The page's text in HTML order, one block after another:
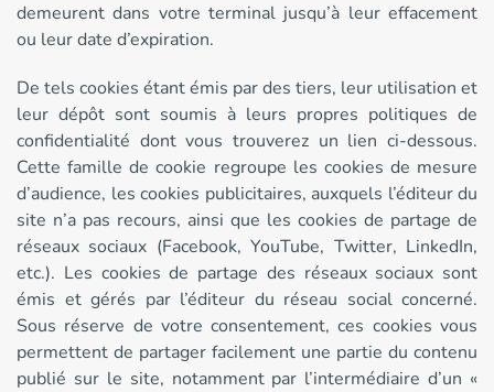
demeurent dans votre terminal jusqu’à leur effacement
ou leur date d’expiration.
De tels cookies étant émis par des tiers, leur utilisation et
leur dépôt sont soumis à leurs propres politiques de
confidentialité dont vous trouverez un lien ci-dessous.
Cette famille de cookie regroupe les cookies de mesure
d’audience, les cookies publicitaires, auxquels l’éditeur du
site n’a pas recours, ainsi que les cookies de partage de
réseaux sociaux (Facebook, YouTube, Twitter, LinkedIn,
etc.). Les cookies de partage des réseaux sociaux sont
émis et gérés par l’éditeur du réseau social concerné.
Sous réserve de votre consentement, ces cookies vous
permettent de partager facilement une partie du contenu
publié sur le site, notamment par l’intermédiaire d’un «